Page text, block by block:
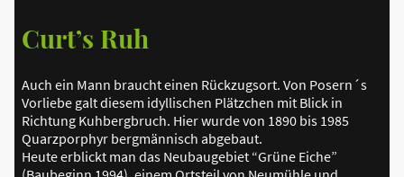
Curt’s Ruh
Auch ein Mann braucht einen Rückzugsort. Von Posern´s
Vorliebe galt diesem idyllischen Plätzchen mit Blick in
Richtung Kuhbergbruch. Hier wurde von 1890 bis 1985
Quarzporphyr bergmännisch abgebaut.
Heute erblickt man das Neubaugebiet “Grüne Eiche”